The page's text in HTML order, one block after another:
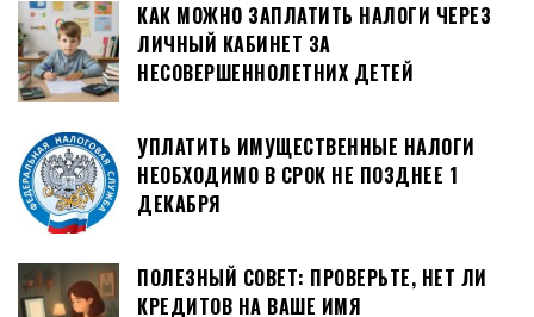
КАК МОЖНО ЗАПЛАТИТЬ НАЛОГИ ЧЕРЕЗ
ЛИЧНЫЙ КАБИНЕТ ЗА
НЕСОВЕРШЕННОЛЕТНИХ ДЕТЕЙ
УПЛАТИТЬ ИМУЩЕСТВЕННЫЕ НАЛОГИ
НЕОБХОДИМО В СРОК НЕ ПОЗДНЕЕ 1
ДЕКАБРЯ
ПОЛЕЗНЫЙ СОВЕТ: ПРОВЕРЬТЕ, НЕТ ЛИ
КРЕДИТОВ НА ВАШЕ ИМЯ